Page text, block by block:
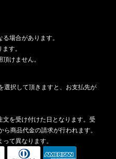
場合があります。
す。
けません。
選択して頂きますと、お支払先が
を受け付けた日となります。受
商品代金の請求が行われます。
て異なります。